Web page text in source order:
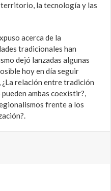
la tecnología y las
acerca de la
tradicionales han
dejó lanzadas algunas
hoy en día seguir
relación entre tradición
ambas coexistir?,
frente a los